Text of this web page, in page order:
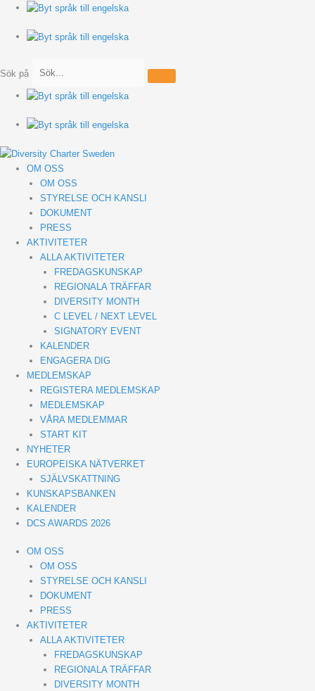
Hoppa
innehåll
Sök på
OM OSS
OM OSS
STYRELSE OCH KANSLI
DOKUMENT
PRESS
AKTIVITETER
ALLA AKTIVITETER
FREDAGSKUNSKAP
REGIONALA TRÄFFAR
DIVERSITY MONTH
C LEVEL / NEXT LEVEL
SIGNATORY EVENT
KALENDER
ENGAGERA DIG
MEDLEMSKAP
REGISTERA MEDLEMSKAP
MEDLEMSKAP
VÅRA MEDLEMMAR
START KIT
NYHETER
EUROPEISKA NÄTVERKET
SJÄLVSKATTNING
KUNSKAPSBANKEN
KALENDER
DCS AWARDS 2026
OM OSS
OM OSS
STYRELSE OCH KANSLI
DOKUMENT
PRESS
AKTIVITETER
ALLA AKTIVITETER
FREDAGSKUNSKAP
REGIONALA TRÄFFAR
DIVERSITY MONTH